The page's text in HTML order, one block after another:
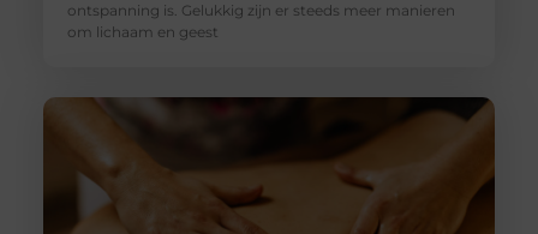
ontspanning is. Gelukkig zijn er steeds meer manieren
om lichaam en geest